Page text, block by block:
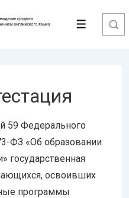
Меню
59 Федерального
ФЗ «Об образовании
государственная
освоивших
программы